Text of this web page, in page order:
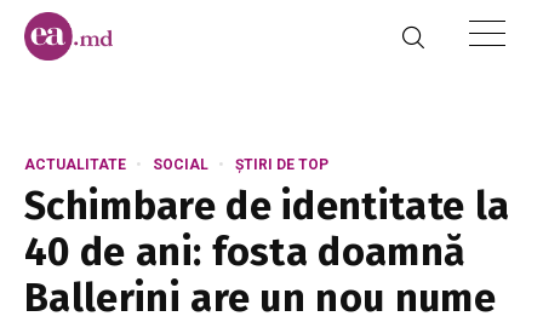
ACTUALITATE SOCIAL ȘTIRI DE TOP
Schimbare de identitate la
40 de ani: fosta doamnă
Ballerini are un nou nume